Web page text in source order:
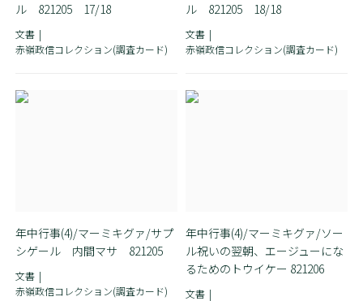
ル 821205 17/18
文書
赤嶺政信コレクション(調査カード)
ル 821205 18/18
文書
赤嶺政信コレクション(調査カード)
年中行事(4)/マーミキグァ/サプ
シゲール 内間マサ 821205
文書
赤嶺政信コレクション(調査カード)
年中行事(4)/マーミキグァ/ソー
ル祝いの翌朝、エージューにな
るためのトウイケー 821206
文書